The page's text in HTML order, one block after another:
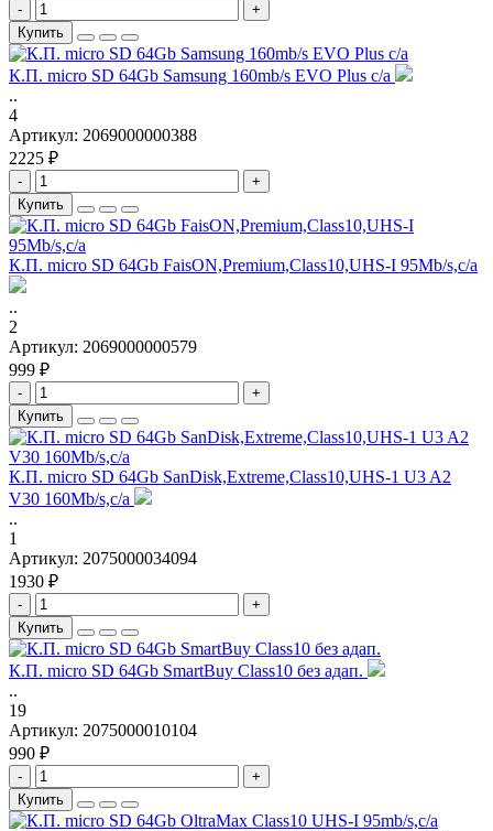
-
+
Купить
К.П. micro SD 64Gb Samsung 160mb/s EVO Plus с/а
..
4
Артикул: 2069000000388
2225 ₽
-
+
Купить
К.П. micro SD 64Gb FaisON,Premium,Class10,UHS-I 95Mb/s,c/а
..
2
Артикул: 2069000000579
999 ₽
-
+
Купить
К.П. micro SD 64Gb SanDisk,Extreme,Class10,UHS-1 U3 A2
V30 160Mb/s,с/а
..
1
Артикул: 2075000034094
1930 ₽
-
+
Купить
К.П. micro SD 64Gb SmartBuy Class10 без адап.
..
19
Артикул: 2075000010104
990 ₽
-
+
Купить